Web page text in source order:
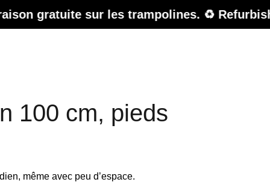
les trampolines. ♻️ Refurbished Sale –
100 cm, pieds
même avec peu d’espace.